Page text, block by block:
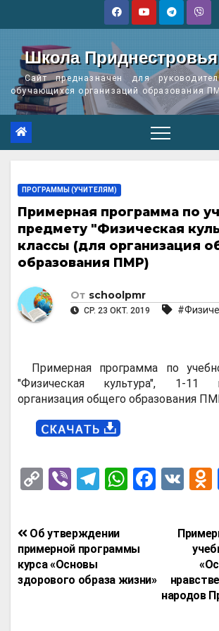
Школа Приднестровья
Сайт предназначен для
обучающихся организаций образования
ПРОГРАММЫ (УЧИТЕЛЯМ)
Примерная программа по
предмету "Физическая
классы (для организация
образования ПМР)
От schoolpmr
СР. 23 ОКТ. 2019
Примерная программа по
"Физическая культура", 1-11
организация общего образования
C
py
Li
n
k
Vi
er
T
e
gr
m
W
s
p
F
o
V
Навигация
по
записям
народов
Об утверждении
примерной программы
курса «Основы
здорового образа жизни»